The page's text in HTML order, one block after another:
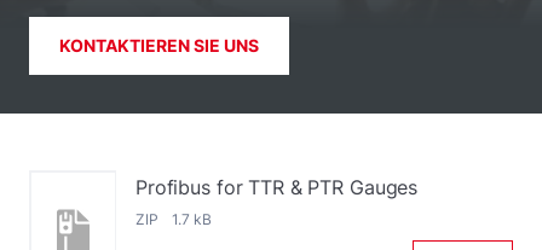
KONTAKTIEREN SIE UNS
Profibus for TTR & PTR Gauges
ZIP 1.7 kB